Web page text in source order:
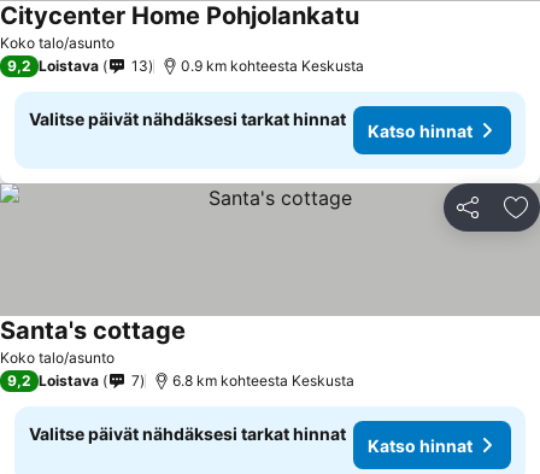
Koko talo/asunto
Citycenter Home Pohjolankatu
9,2 Loistava 13 0.9 km kohteesta Keskusta
Valitse päivät nähdäksesi tarkat hinnat
Katso hinnat
Jaa
Koko talo/asunto
Santa's cottage
9,2 Loistava 7 6.8 km kohteesta Keskusta
Valitse päivät nähdäksesi tarkat hinnat
Katso hinnat